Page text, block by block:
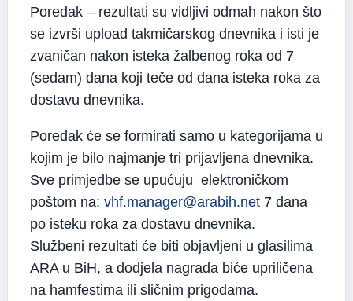
Poredak – rezultati su vidljivi odmah nakon što
se izvrši upload takmičarskog dnevnika i isti je
zvaničan nakon isteka žalbenog roka od 7
(sedam) dana koji teče od dana isteka roka za
dostavu dnevnika.
Poredak će se formirati samo u kategorijama u
kojim je bilo najmanje tri prijavljena dnevnika.
Sve primjedbe se upućuju elektroničkom
poštom na: vhf.manager@arabih.net 7 dana
po isteku roka za dostavu dnevnika.
Službeni rezultati će biti objavljeni u glasilima
ARA u BiH, a dodjela nagrada biće upriličena
na hamfestima ili sličnim prigodama.